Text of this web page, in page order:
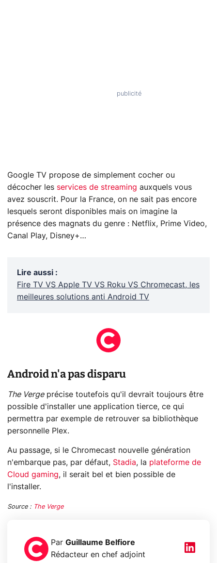
Google TV propose de simplement cocher ou
décocher les services de streaming auxquels vous
avez souscrit. Pour la France, on ne sait pas encore
lesquels seront disponibles mais on imagine la
présence des magnats du genre : Netflix, Prime Video,
Canal Play, Disney+…
Lire aussi :
Fire TV VS Apple TV VS Roku VS Chromecast, les
meilleures solutions anti Android TV
Android n'a pas disparu
The Vergeprécise toutefois qu'il devrait toujours être
possible d'installer une application tierce, ce qui
permettra par exemple de retrouver sa bibliothèque
personnelle Plex.
Au passage, si le Chromecast nouvelle génération
n'embarque pas, par défaut, Stadia, la plateforme de
Cloud gaming, il serait bel et bien possible de
l'installer.
Source : The Verge
Par Guillaume Belfiore
Rédacteur en chef adjoint